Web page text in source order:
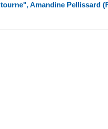
Amandine Pellissard